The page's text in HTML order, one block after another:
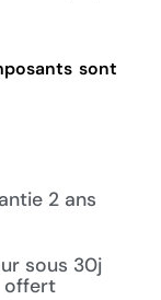
sont
2 ans
sous 30j
offert